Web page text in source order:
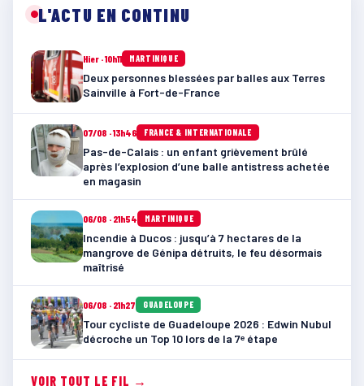
L'ACTU EN CONTINU
Hier · 10h11 MARTINIQUE
Deux personnes blessées par balles aux Terres
Sainville à Fort-de-France
07/08 · 13h46 FRANCE & INTERNATIONALE
Pas-de-Calais : un enfant grièvement brûlé
après l’explosion d’une balle antistress achetée
en magasin
06/08 · 21h54 MARTINIQUE
Incendie à Ducos : jusqu’à 7 hectares de la
mangrove de Génipa détruits, le feu désormais
maîtrisé
06/08 · 21h27 GUADELOUPE
Tour cycliste de Guadeloupe 2026 : Edwin Nubul
décroche un Top 10 lors de la 7ᵉ étape
VOIR TOUT LE FIL →